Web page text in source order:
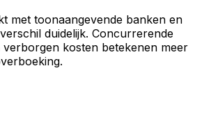
met toonaangevende banken en
duidelijk. Concurrerende
verborgen kosten betekenen meer